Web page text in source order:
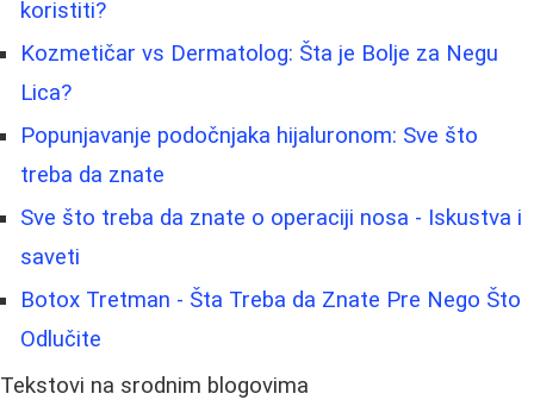
koristiti?
Kozmetičar vs Dermatolog: Šta je Bolje za Negu
Lica?
Popunjavanje podočnjaka hijaluronom: Sve što
treba da znate
Sve što treba da znate o operaciji nosa - Iskustva i
saveti
Botox Tretman - Šta Treba da Znate Pre Nego Što
Odlučite
Tekstovi na srodnim blogovima